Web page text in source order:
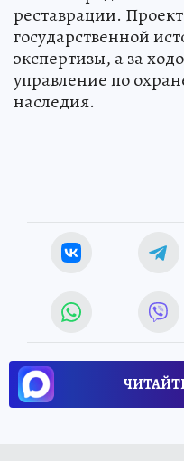
реставрации.
государственной
экспертизы, а за
управление по
наследия.